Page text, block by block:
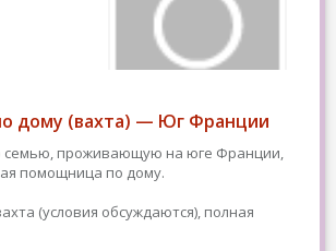
дому (вахта) — Юг Франции
семью, проживающую на юге Франции,
помощница по дому.
(условия обсуждаются), полная